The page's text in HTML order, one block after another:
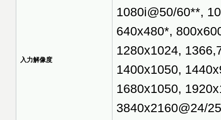
入力解像度
1080i@50/60**,
640x480*,
1280x1024,
1400x1050,
1680x1050,
3840x2160@24/